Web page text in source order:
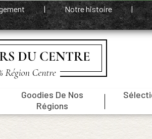
| Notre histoire |
Goodies De Nos
Régions